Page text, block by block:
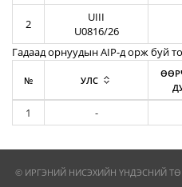
2
UIII
U0816/26
Гадаад орнуудын AIP-д орж буй
№ УЛС
1 -
© ИРГЭНИЙ НИСЭХИЙН ҮНДЭСНИЙ